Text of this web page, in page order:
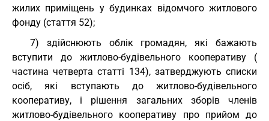
жилих приміщень у будинках відомчого житлового
фонду (стаття 52);
7) здійснюють облік громадян, які бажають
вступити до житлово-будівельного кооперативу (
частина четверта статті 134), затверджують списки
осіб, які вступають до житлово-будівельного
кооперативу, і рішення загальних зборів членів
житлово-будівельного кооперативу про прийом до